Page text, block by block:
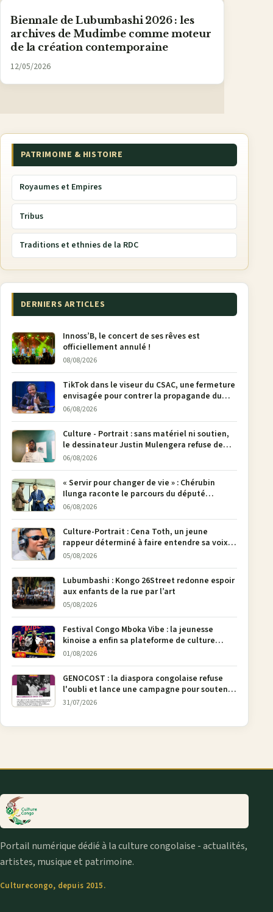
Biennale de Lubumbashi 2026 : les
archives de Mudimbe comme moteur
de la création contemporaine
12/05/2026
PATRIMOINE & HISTOIRE
Royaumes et Empires
Tribus
Traditions et ethnies de la RDC
DERNIERS ARTICLES
Innoss’B, le concert de ses rêves est
officiellement annulé !
08/08/2026
TikTok dans le viseur du CSAC, une fermeture
envisagée pour contrer la propagande du
M23
06/08/2026
Culture - Portrait : sans matériel ni soutien,
le dessinateur Justin Mulengera refuse de
poser son crayon
06/08/2026
« Servir pour changer de vie » : Chérubin
Ilunga raconte le parcours du député
national Jethro Muyombi Tshimbu en 137
06/08/2026
Culture-Portrait : Cena Toth, un jeune
rappeur déterminé à faire entendre sa voix à
Bunia
05/08/2026
Lubumbashi : Kongo 26Street redonne espoir
aux enfants de la rue par l’art
05/08/2026
Festival Congo Mboka Vibe : la jeunesse
kinoise a enfin sa plateforme de culture
urbaine
01/08/2026
GENOCOST : la diaspora congolaise refuse
l'oubli et lance une campagne pour soutenir
la pétition FONAREV depuis Bruxelles
31/07/2026
Portail numérique dédié à la culture congolaise - actualités,
artistes, musique et patrimoine.
Culturecongo, depuis 2015.